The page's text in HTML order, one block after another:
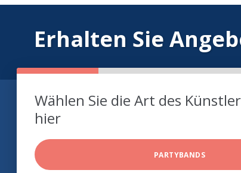
Erhalten Sie
Wählen Sie die Art des
hier
PARTYBANDS